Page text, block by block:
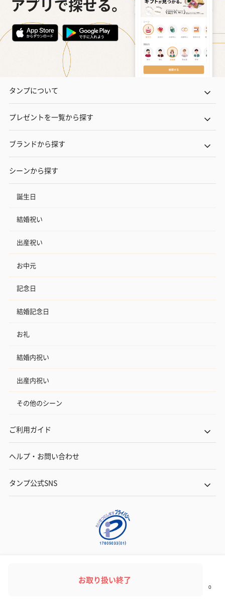
お取り扱い終了
タンプについて
プレゼントを一覧から探す
ブランドから探す
シーンから探す
誕生日
結婚祝い
出産祝い
お中元
記念日
結婚記念日
お礼
結婚内祝い
出産内祝い
その他のシーン
ご利用ガイド
ヘルプ・お問い合わせ
タンプ公式SNS
Copyright© TANP Inc.